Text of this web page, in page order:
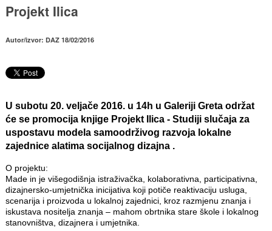
Projekt Ilica
Autor/izvor: DAZ 18/02/2016
U subotu 20. veljače 2016. u 14h u Galeriji Greta održat
će se promocija knjige Projekt Ilica- Studiji slučaja za
uspostavu modela samoodrživog razvoja lokalne
zajednice alatima socijalnog dizajna .
O projektu:
Made in je višegodišnja istraživačka, kolaborativna, participativna,
dizajnersko-umjetnička inicijativa koji potiče reaktivaciju usluga,
scenarija i proizvoda u lokalnoj zajednici, kroz razmjenu znanja i
iskustava nositelja znanja – mahom obrtnika stare škole i lokalnog
stanovništva, dizajnera i umjetnika.